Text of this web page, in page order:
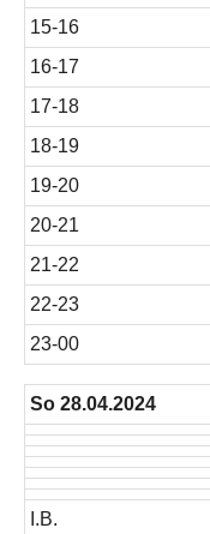
15-16
16-17
17-18
18-19
19-20
20-21
21-22
22-23
23-00
So 28.04.2024
I.B.